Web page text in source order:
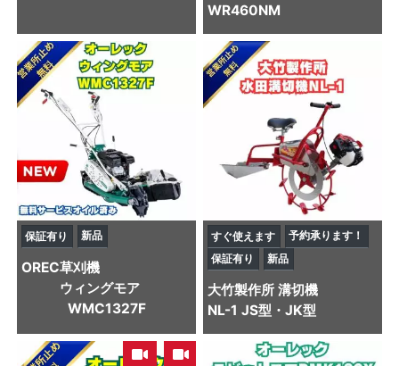
WR460NM
保証有り 新品
OREC草刈機
ウィングモア
WMC1327F
すぐ使えます
予約承ります！
保証有り
新品
大竹製作所 溝切機
NL-1 JS型・JK型
,